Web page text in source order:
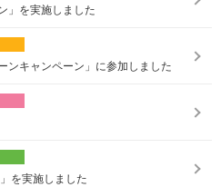
」を実施しました
ンキャンペーン」に参加しました
を実施しました